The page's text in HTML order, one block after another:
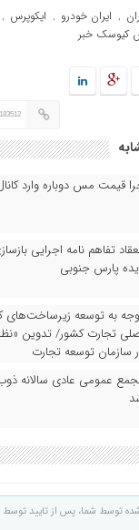
, ایران خودرو , ایکوپرس ,
کیوسک خبر
قیمت مس دوباره وارد کانال ۱۴ هزار دلار
تفاهم نامه اجرایی
پارس جنوبی
به توسعه زیرساخت‌های
تجارت کشور/ تدوین
سازمان توسعه تجارت
عمومی عادی سالانه
توسط شما، پس از تایید